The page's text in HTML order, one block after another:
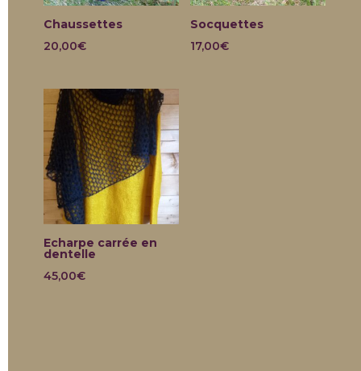
Chaussettes
20,00€
Socquettes
17,00€
Echarpe carrée en
dentelle
45,00€